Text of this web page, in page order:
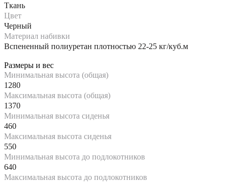
Ткань
Цвет
Черный
Материал набивки
Вспененный полиуретан плотностью 22-25 кг/куб.м
Размеры и вес
Минимальная высота (общая)
1280
Максимальная высота (общая)
1370
Минимальная высота сиденья
460
Максимальная высота сиденья
550
Минимальная высота до подлокотников
640
Максимальная высота до подлокотников